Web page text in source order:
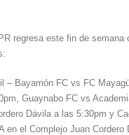
regresa este fin de semana
– Bayamón FC vs FC
Guaynabo FC vs
Dávila a las 5:30pm y
en el Complejo Juan Cordero